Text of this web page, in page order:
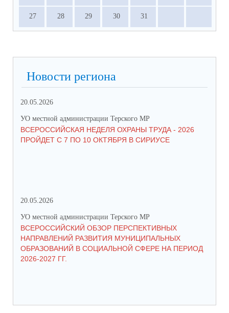
27 28 29 30 31
Новости региона
20.05.2026
УО местной администрации Терского МР
ВСЕРОССИЙСКАЯ НЕДЕЛЯ ОХРАНЫ ТРУДА - 2026
ПРОЙДЕТ С 7 ПО 10 ОКТЯБРЯ В СИРИУСЕ
20.05.2026
УО местной администрации Терского МР
ВСЕРОССИЙСКИЙ ОБЗОР ПЕРСПЕКТИВНЫХ
НАПРАВЛЕНИЙ РАЗВИТИЯ МУНИЦИПАЛЬНЫХ
ОБРАЗОВАНИЙ В СОЦИАЛЬНОЙ СФЕРЕ НА ПЕРИОД
2026-2027 ГГ.